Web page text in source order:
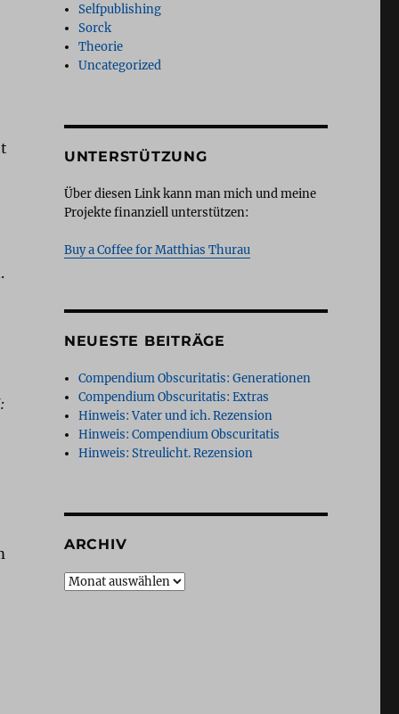
Selfpublishing
Sorck
Theorie
Uncategorized
UNTERSTÜTZUNG
Über diesen Link kann man mich und meine
Projekte finanziell unterstützen:
Buy a Coffee for Matthias Thurau
NEUESTE BEITRÄGE
Compendium Obscuritatis: Generationen
Compendium Obscuritatis: Extras
Hinweis: Vater und ich. Rezension
Hinweis: Compendium Obscuritatis
Hinweis: Streulicht. Rezension
ARCHIV
Archiv